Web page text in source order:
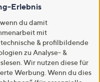
In den Warenkorb
Erlebnis
du damit
mit
& profilbildende
zu Analyse- &
Wir nutzen diese für
Werbung. Wenn du dies